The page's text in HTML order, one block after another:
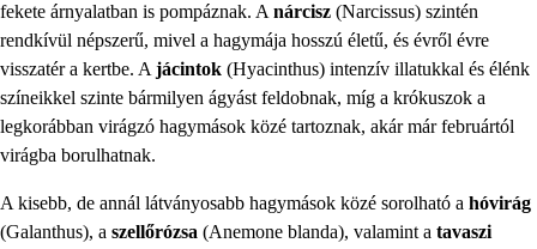
fekete árnyalatban is pompáznak. A nárcisz (Narcissus) szintén
rendkívül népszerű, mivel a hagymája hosszú életű, és évről évre
visszatér a kertbe. A jácintok (Hyacinthus) intenzív illatukkal és élénk
színeikkel szinte bármilyen ágyást feldobnak, míg a krókuszok a
legkorábban virágzó hagymások közé tartoznak, akár már februártól
virágba borulhatnak.
A kisebb, de annál látványosabb hagymások közé sorolható a hóvirág
(Galanthus), a szellőrózsa (Anemone blanda), valamint a tavaszi